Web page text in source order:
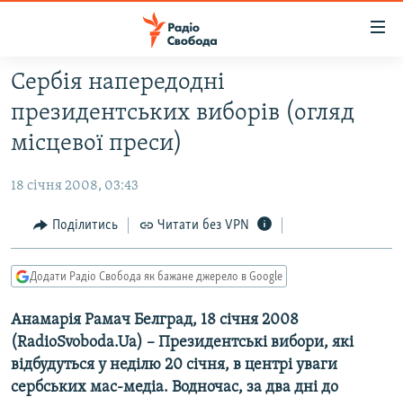
Перейти
до
основного
матеріалу
до
навігації
Перейти
до
РАДІО СВОБОДА – 70 РОКІВ
ВСЕ ЗА ДОБУ
ПОЛІТИКА
ЕКОНОМІКА
КУЛЬТУРА
СПОРТ
УКРАЇНА
СВІТ
ВІЙНА
РОСІЙСЬКА «ФІЛЬТРАЦІЯ»
КРИМ.РЕАЛІЇ
ТИ ЯК?
СХЕМИ
КИТАЙ.ВИКЛИКИ
Сербія напередодні
президентських виборів (огляд
місцевої преси)
18 січня 2008, 03:43
Поділитись Читати без VPN
Додати Радіо Свобода як бажане джерело в Google
Анамарія Рамач Белград, 18 січня 2008
(RadioSvoboda.Ua) – Президентські вибори, які
відбудуться у неділю 20 січня, в центрі уваги
сербських мас-медіа. Водночас, за два дні до